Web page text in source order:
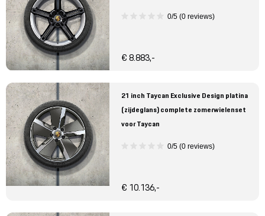
0/5 (0 reviews)
€ 8.883,-
21 inch Taycan Exclusive Design platina
(zijdeglans) complete zomerwielenset
voor Taycan
0/5 (0 reviews)
€ 10.136,-